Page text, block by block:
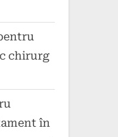
chirurg
în